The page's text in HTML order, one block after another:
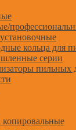
кольца для
серии
пильных
копировальные